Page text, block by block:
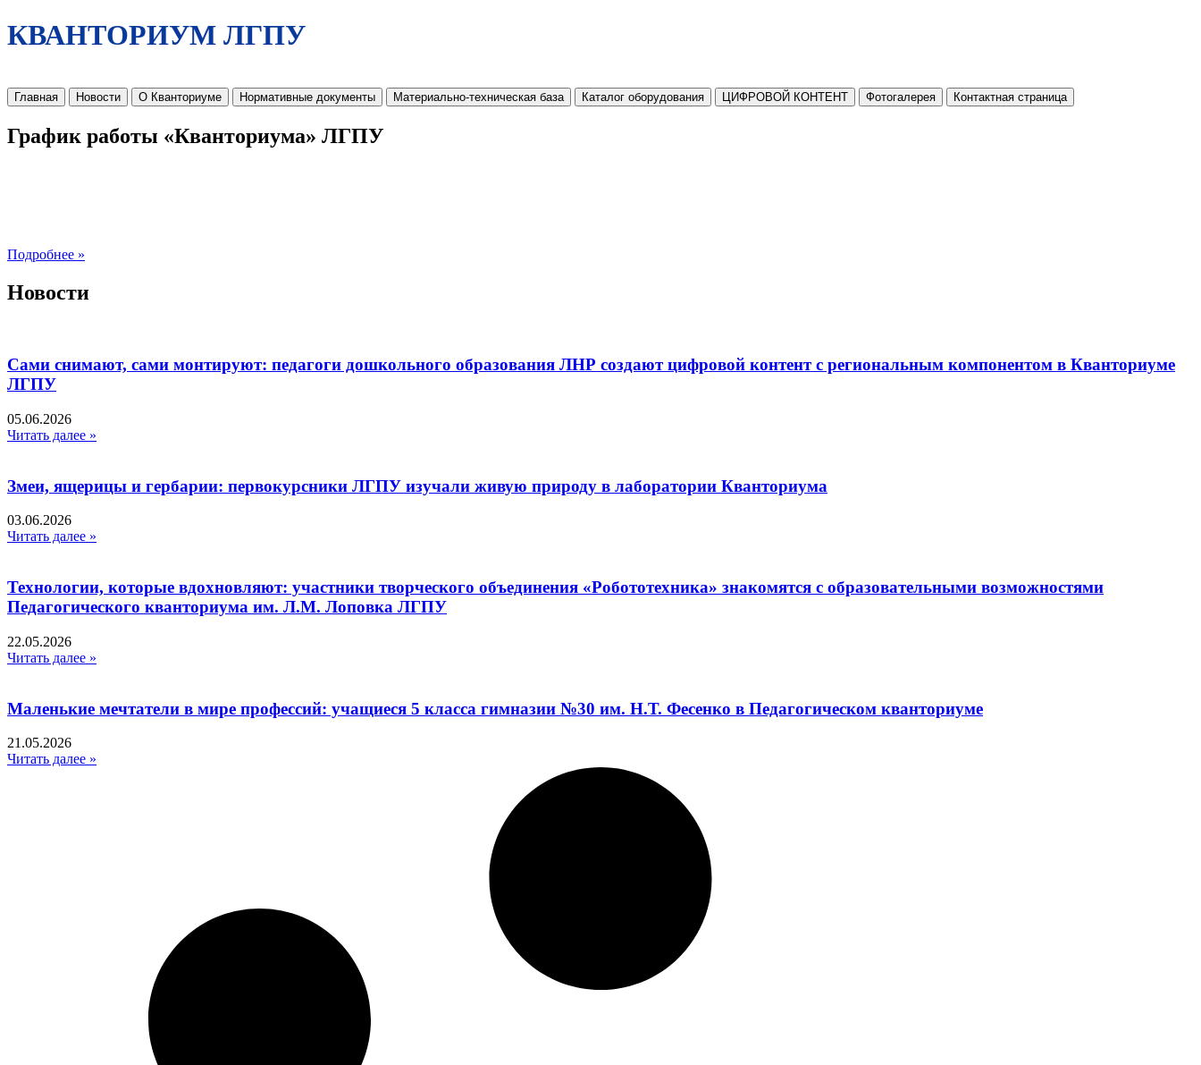
КВАНТОРИУМ ЛГПУ
Главная Новости О Кванториуме Нормативные документы Материально-техническая база Каталог оборудования ЦИФРОВОЙ КОНТЕНТ Фотогалерея Контактная страница
График работы «Кванториума» ЛГПУ
Подробнее »
Новости
Сами снимают, сами монтируют: педагоги дошкольного образования ЛНР создают цифровой контент с региональным компонентом в Кванториуме
ЛГПУ​
05.06.2026
Читать далее »
Змеи, ящерицы и гербарии: первокурсники ЛГПУ изучали живую природу в лаборатории Кванториума
03.06.2026
Читать далее »
Технологии, которые вдохновляют: участники творческого объединения «Робототехника» знакомятся с образовательными возможностями
Педагогического кванториума им. Л.М. Лоповка ЛГПУ
22.05.2026
Читать далее »
Маленькие мечтатели в мире профессий: учащиеся 5 класса гимназии №30 им. Н.Т. Фесенко в Педагогическом кванториуме
21.05.2026
Читать далее »